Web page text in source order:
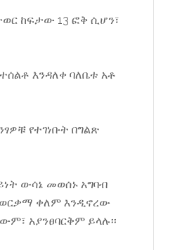
ከፍታው 13 ፎቅ ሲሆን፣
እንዳለቀ ባለቤቱ አቶ
የተገነቡት በግልጽ
ውሳኔ መወሰኑ አግባብ
ወርቃማ ቀለም እንዲኖረው
አያንፀባርቅም ይላሉ፡፡